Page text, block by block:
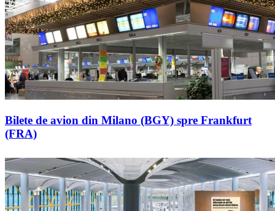
Bilete de avion din Milano (BGY) spre Frankfurt
(FRA)